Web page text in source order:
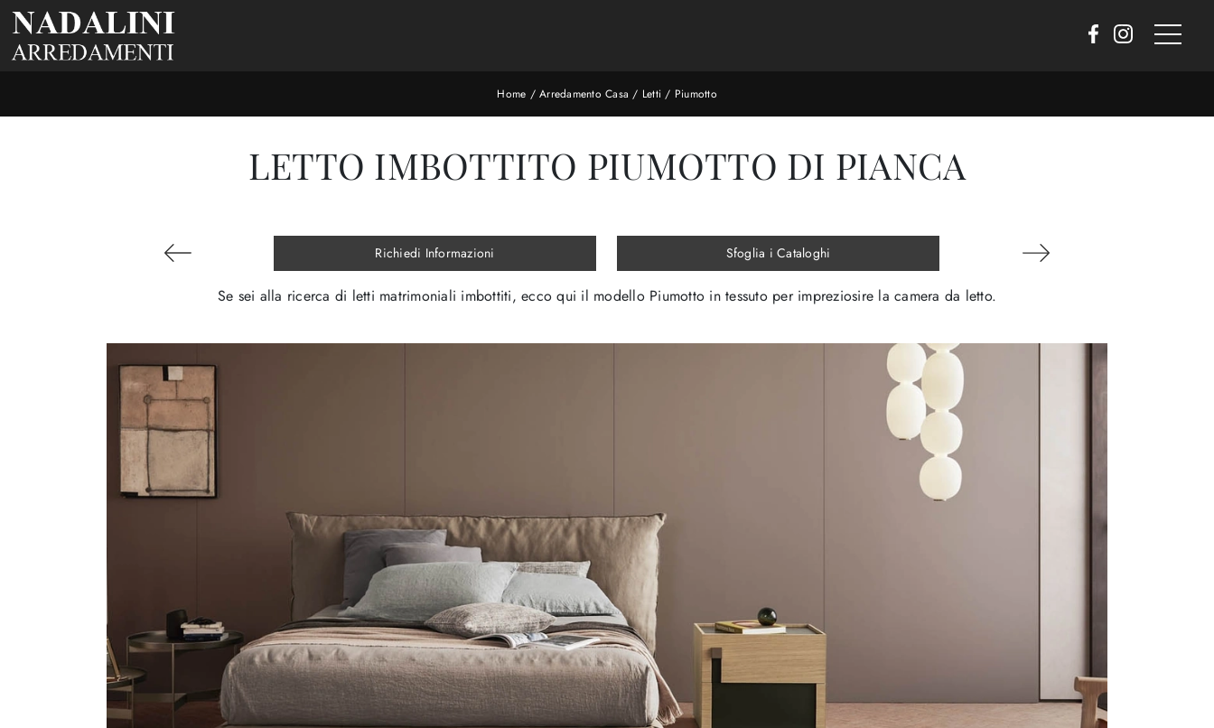
Home / Arredamento Casa / Letti / Piumotto
LETTO IMBOTTITO PIUMOTTO DI PIANCA
Richiedi Informazioni Sfoglia i Cataloghi
Se sei alla ricerca di letti matrimoniali imbottiti, ecco qui il modello Piumotto in tessuto per impreziosire la camera da letto.